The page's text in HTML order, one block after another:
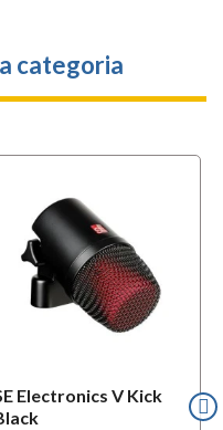
categoria
Electronics V Kick